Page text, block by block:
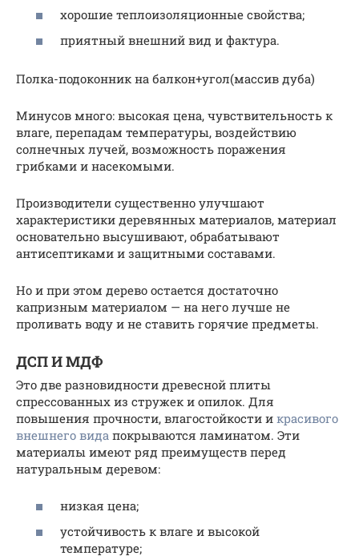
хорошие теплоизоляционные свойства;
приятный внешний вид и фактура.
Полка-подоконник на балкон+угол(массив дуба)
Минусов много: высокая цена, чувствительность к
влаге, перепадам температуры, воздействию
солнечных лучей, возможность поражения
грибками и насекомыми.
Производители существенно улучшают
характеристики деревянных материалов, материал
основательно высушивают, обрабатывают
антисептиками и защитными составами.
Но и при этом дерево остается достаточно
капризным материалом — на него лучше не
проливать воду и не ставить горячие предметы.
ДСП И МДФ
Это две разновидности древесной плиты
спрессованных из стружек и опилок. Для
повышения прочности, влагостойкости и красивого
внешнего вида покрываются ламинатом. Эти
материалы имеют ряд преимуществ перед
натуральным деревом:
низкая цена;
устойчивость к влаге и высокой
температуре;